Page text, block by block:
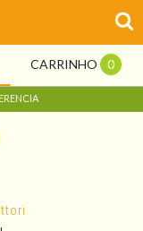
CARRINHO 0